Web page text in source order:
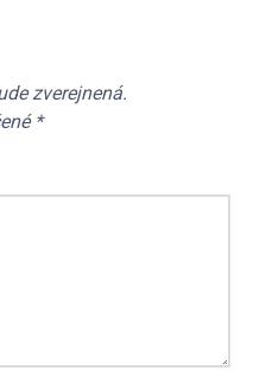
zverejnená.
*